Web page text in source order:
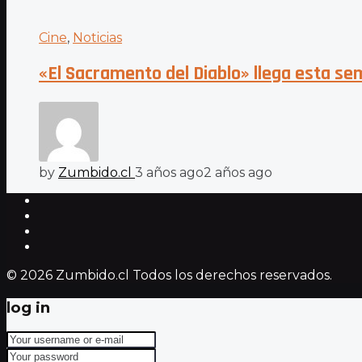
Cine, Noticias
«El Sacramento del Diablo» llega esta
by Zumbido.cl 3 años ago2 años ago
© 2026 Zumbido.cl Todos los derechos reservados.
log in